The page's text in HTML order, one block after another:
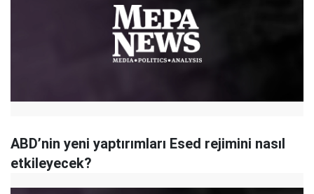
ABD’nin yeni yaptırımları Esed rejimini nasıl
etkileyecek?